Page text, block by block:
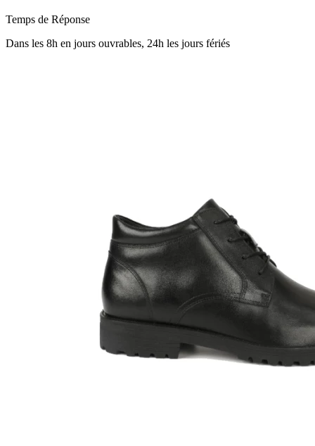
Temps de Réponse
Dans les 8h en jours ouvrables, 24h les jours fériés